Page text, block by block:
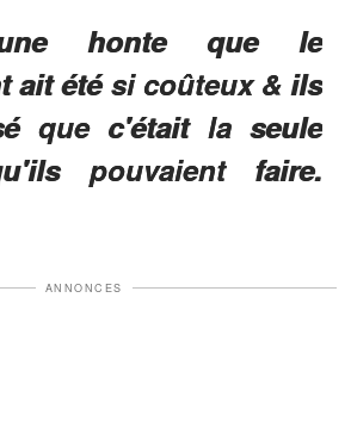
honte que le
ait été si coûteux & ils
que c'était la seule
pouvaient faire.
ANNONCES